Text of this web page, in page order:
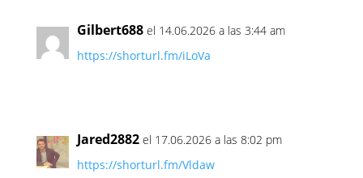
Gilbert688 el 14.06.2026 a las 3:44 am
https://shorturl.fm/iLoVa
Jared2882 el 17.06.2026 a las 8:02 pm
https://shorturl.fm/Vldaw